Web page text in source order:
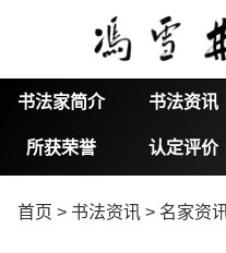
书法家简介 书法资讯
所获荣誉 认定评价
首页 > 书法资讯 > 名家资